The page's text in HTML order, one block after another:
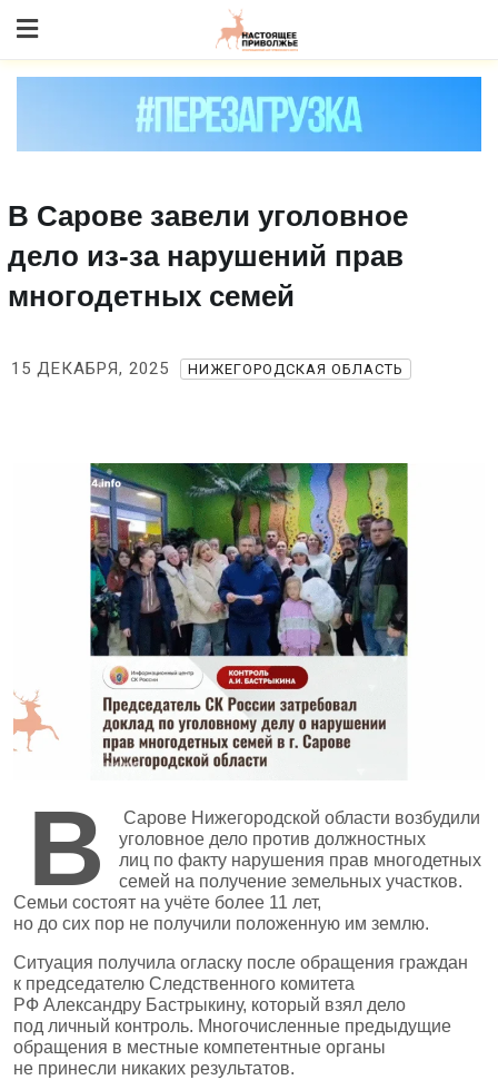
to content
В Сарове завели уголовное
дело из‑за нарушений прав
многодетных семей
15 ДЕКАБРЯ, 2025 НИЖЕГОРОДСКАЯ ОБЛАСТЬ
В
Сарове Нижегородской области возбудили
уголовное дело против должностных
лиц по факту нарушения прав многодетных
семей на получение земельных участков.
Семьи состоят на учёте более 11 лет,
но до сих пор не получили положенную им землю.
Ситуация получила огласку после обращения граждан
к председателю Следственного комитета
РФ Александру Бастрыкину, который взял дело
под личный контроль. Многочисленные предыдущие
обращения в местные компетентные органы
не принесли никаких результатов.